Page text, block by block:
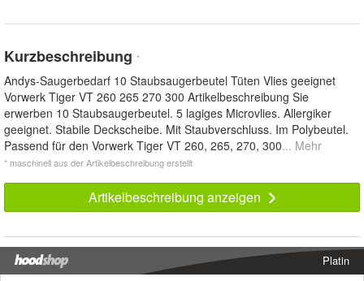
Kurzbeschreibung *
Andys-Saugerbedarf 10 Staubsaugerbeutel Tüten Vlies geeignet
Vorwerk Tiger VT 260 265 270 300 Artikelbeschreibung Sie
erwerben 10 Staubsaugerbeutel. 5 lagiges Microvlies. Allergiker
geeignet. Stabile Deckscheibe. Mit Staubverschluss. Im Polybeutel.
Passend für den Vorwerk Tiger VT 260, 265, 270, 300... Mehr
* maschinell aus der Artikelbeschreibung erstellt
Artikelbeschreibung anzeigen
Platin